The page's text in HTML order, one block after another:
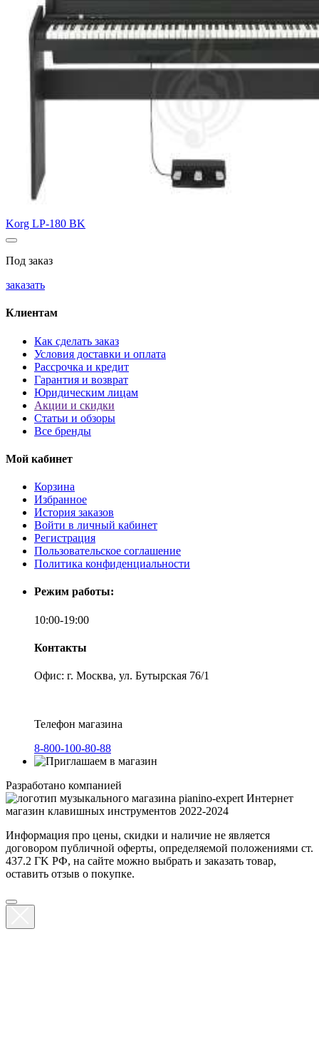
Korg LP-180 BK
Под заказ
заказать
Клиентам
Как сделать заказ
Условия доставки и оплата
Рассрочка и кредит
Гарантия и возврат
Юридическим лицам
Акции и скидки
Статьи и обзоры
Все бренды
Мой кабинет
Корзина
Избранное
История заказов
Войти в личный кабинет
Регистрация
Пользовательское соглашение
Политика конфиденциальности
Режим работы:
10:00-19:00
Контакты
Офис: г. Москва, ул. Бутырская 76/1
Телефон магазина
8-800-100-80-88
Разработано компанией
Интернет
магазин клавишных инструментов 2022-2024
Информация про цены, скидки и наличие не является
договором публичной оферты, определяемой положениями ст.
437.2 ГK РФ, на сайте можно выбрать и заказать товар,
оставить отзыв о покупке.